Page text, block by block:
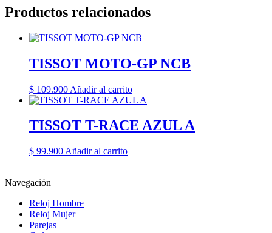
Productos relacionados
TISSOT MOTO-GP NCB
$ 109.900 Añadir al carrito
TISSOT T-RACE AZUL A
$ 99.900 Añadir al carrito
Navegación
Reloj Hombre
Reloj Mujer
Parejas